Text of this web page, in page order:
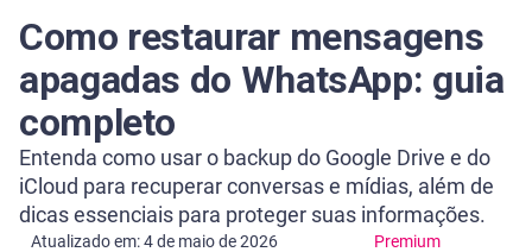
Como restaurar mensagens
apagadas do WhatsApp: guia
completo
Entenda como usar o backup do Google Drive e do
iCloud para recuperar conversas e mídias, além de
dicas essenciais para proteger suas informações.
Atualizado em: 4 de maio de 2026 Premium
Categoria Premium
Tempo de leitura: 11 minutos